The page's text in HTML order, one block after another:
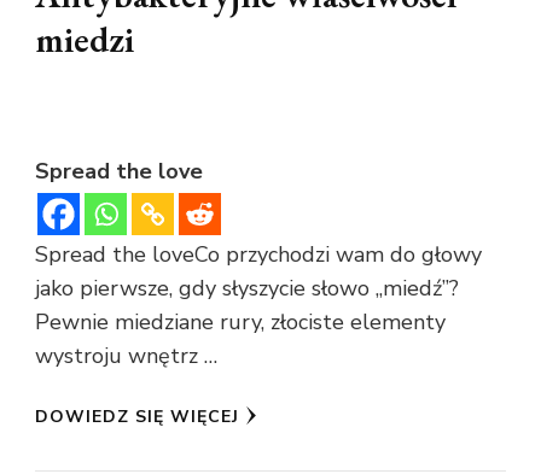
miedzi
Spread the love
Spread the loveCo przychodzi wam do głowy
jako pierwsze, gdy słyszycie słowo „miedź”?
Pewnie miedziane rury, złociste elementy
wystroju wnętrz …
DOWIEDZ SIĘ WIĘCEJ